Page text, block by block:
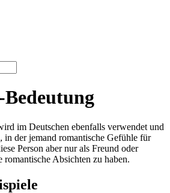
im Deutschen ebenfalls verwendet und
in der jemand romantische Gefühle für
Person aber nur als Freund oder
romantische Absichten zu haben.